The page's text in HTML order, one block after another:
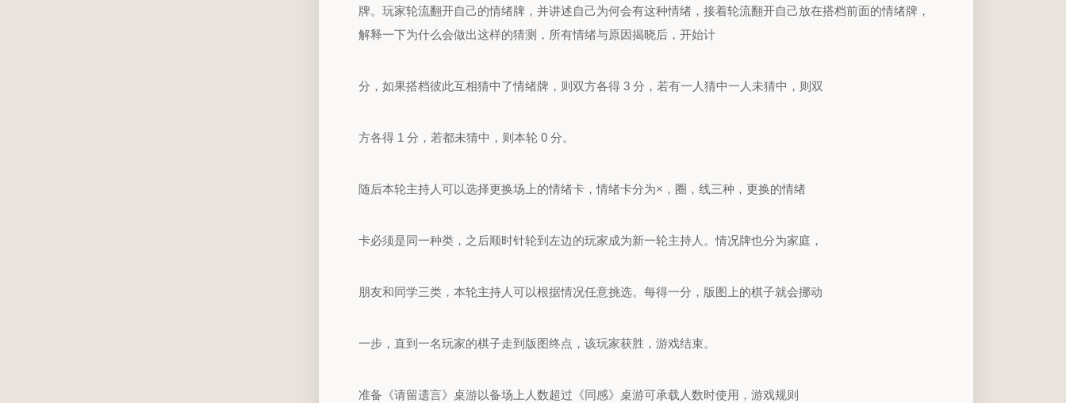
牌。玩家轮流翻开自己的情绪牌，并讲述自己为何会有这种情绪，接着轮流翻开自己放在搭档前面的情绪牌，
解释一下为什么会做出这样的猜测，所有情绪与原因揭晓后，开始计
分，如果搭档彼此互相猜中了情绪牌，则双方各得 3 分，若有一人猜中一人未猜中，则双
方各得 1 分，若都未猜中，则本轮 0 分。
随后本轮主持人可以选择更换场上的情绪卡，情绪卡分为×，圈，线三种，更换的情绪
卡必须是同一种类，之后顺时针轮到左边的玩家成为新一轮主持人。情况牌也分为家庭，
朋友和同学三类，本轮主持人可以根据情况任意挑选。每得一分，版图上的棋子就会挪动
一步，直到一名玩家的棋子走到版图终点，该玩家获胜，游戏结束。
准备《请留遗言》桌游以备场上人数超过《同感》桌游可承载人数时使用，游戏规则